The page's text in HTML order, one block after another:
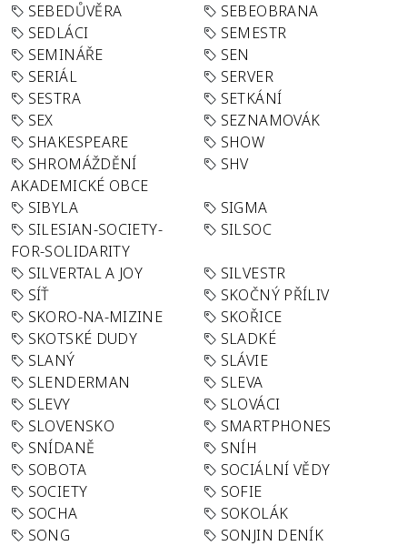
SEBEDŮVĚRA
SEBEOBRANA
SEDLÁCI
SEMESTR
SEMINÁŘE
SEN
SERIÁL
SERVER
SESTRA
SETKÁNÍ
SEX
SEZNAMOVÁK
SHAKESPEARE
SHOW
SHROMÁŽDĚNÍ
AKADEMICKÉ OBCE
SHV
SIBYLA
SIGMA
SILESIAN-SOCIETY-
FOR-SOLIDARITY
SILSOC
SILVERTAL A JOY
SILVESTR
SÍŤ
SKOČNÝ PŘÍLIV
SKORO-NA-MIZINE
SKOŘICE
SKOTSKÉ DUDY
SLADKÉ
SLANÝ
SLÁVIE
SLENDERMAN
SLEVA
SLEVY
SLOVÁCI
SLOVENSKO
SMARTPHONES
SNÍDANĚ
SNÍH
SOBOTA
SOCIÁLNÍ VĚDY
SOCIETY
SOFIE
SOCHA
SOKOLÁK
SONG
SONJIN DENÍK